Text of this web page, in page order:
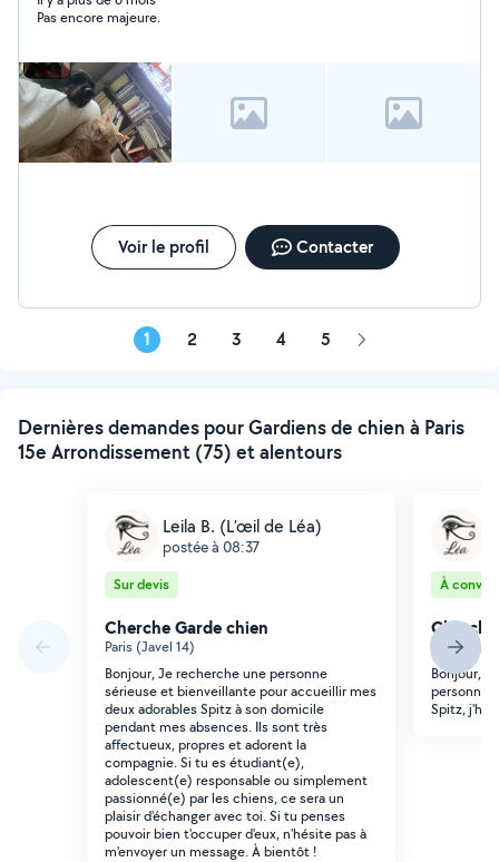
Pas encore majeure.
Voir le profil Contacter
1 2 3 4 5 Page
Dernières demandes pour Gardiens de chien à Paris
15e Arrondissement (75) et alentours
Leila B. (L’œil de Léa)
postée à 08:37
Sur devis
Cherche Garde chien
Paris (Javel 14)
Bonjour, Je recherche une personne
sérieuse et bienveillante pour accueillir mes
deux adorables Spitz à son domicile
pendant mes absences. Ils sont très
affectueux, propres et adorent la
compagnie. Si tu es étudiant(e),
adolescent(e) responsable ou simplement
passionné(e) par les chiens, ce sera un
plaisir d'échanger avec toi. Si tu penses
pouvoir bien t'occuper d'eux, n'hésite pas à
m'envoyer un message. À bientôt !
À
Paris
Bonjour,
personne
Spitz,